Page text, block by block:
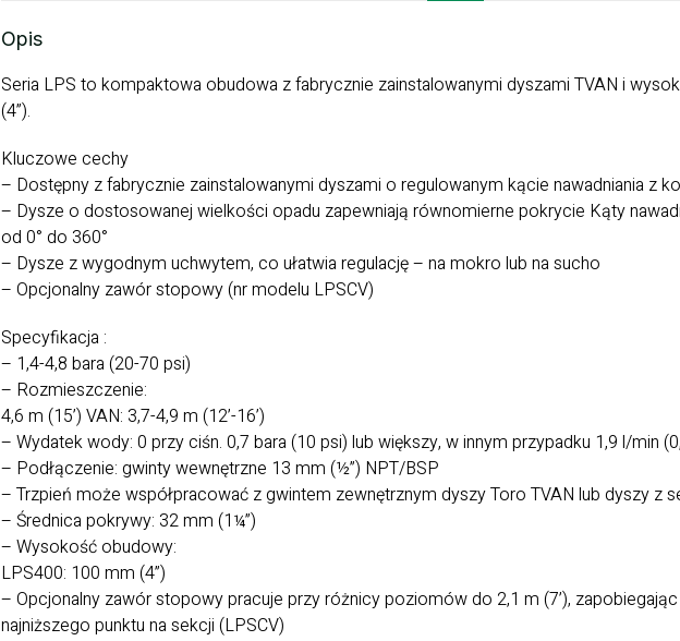
Opis
Seria LPS to kompaktowa obudowa z fabrycznie zainstalowanymi dyszami TVAN i
(4”).
Kluczowe cechy
– Dostępny z fabrycznie zainstalowanymi dyszami o regulowanym kącie nawadniania z
– Dysze o dostosowanej wielkości opadu zapewniają równomierne pokrycie Kąty
od 0° do 360°
– Dysze z wygodnym uchwytem, co ułatwia regulację – na mokro lub na sucho
– Opcjonalny zawór stopowy (nr modelu LPSCV)
Specyfikacja :
– 1,4-4,8 bara (20-70 psi)
– Rozmieszczenie:
4,6 m (15’) VAN: 3,7-4,9 m (12’-16’)
– Wydatek wody: 0 przy ciśn. 0,7 bara (10 psi) lub większy, w innym przypadku 1,9 l/min
– Podłączenie: gwinty wewnętrzne 13 mm (½”) NPT/BSP
– Trzpień może współpracować z gwintem zewnętrznym dyszy Toro TVAN lub dyszy z
– Średnica pokrywy: 32 mm (1¼”)
– Wysokość obudowy:
LPS400: 100 mm (4”)
– Opcjonalny zawór stopowy pracuje przy różnicy poziomów do 2,1 m (7’),
najniższego punktu na sekcji (LPSCV)